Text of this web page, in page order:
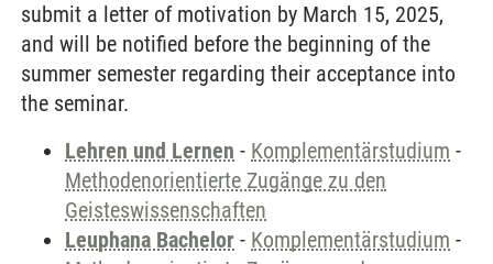
submit a letter of motivation by March 15, 2025,
and will be notified before the beginning of the
summer semester regarding their acceptance into
the seminar.
Lehren und Lernen - Komplementärstudium -
Methodenorientierte Zugänge zu den
Geisteswissenschaften
Leuphana Bachelor - Komplementärstudium -